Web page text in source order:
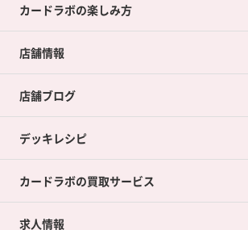
カードラボの楽しみ方
店舗情報
店舗ブログ
デッキレシピ
カードラボの買取サービス
求人情報